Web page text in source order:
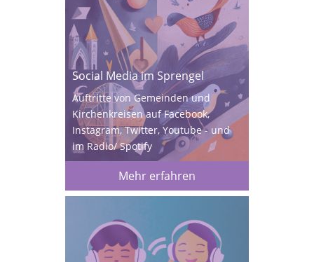
Social Media im Sprengel
Auftritte von Gemeinden und
Kirchenkreisen auf Facebook,
Instagram, Twitter, Youtube - und
im Radio/ Spotify
Mehr erfahren